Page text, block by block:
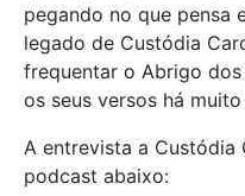
pegando no que pensa
legado de Custódia
frequentar o Abrigo dos
os seus versos há
A entrevista a
podcast abaixo: